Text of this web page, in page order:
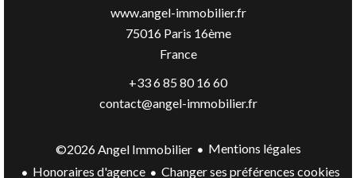
www.angel-immobilier.fr
75016Paris 16ème
France
+33 6 85 80 16 60
contact@angel-immobilier.fr
©2026 Angel Immobilier
Mentions légales
Honoraires d'agence
Changer ses préférences cookies